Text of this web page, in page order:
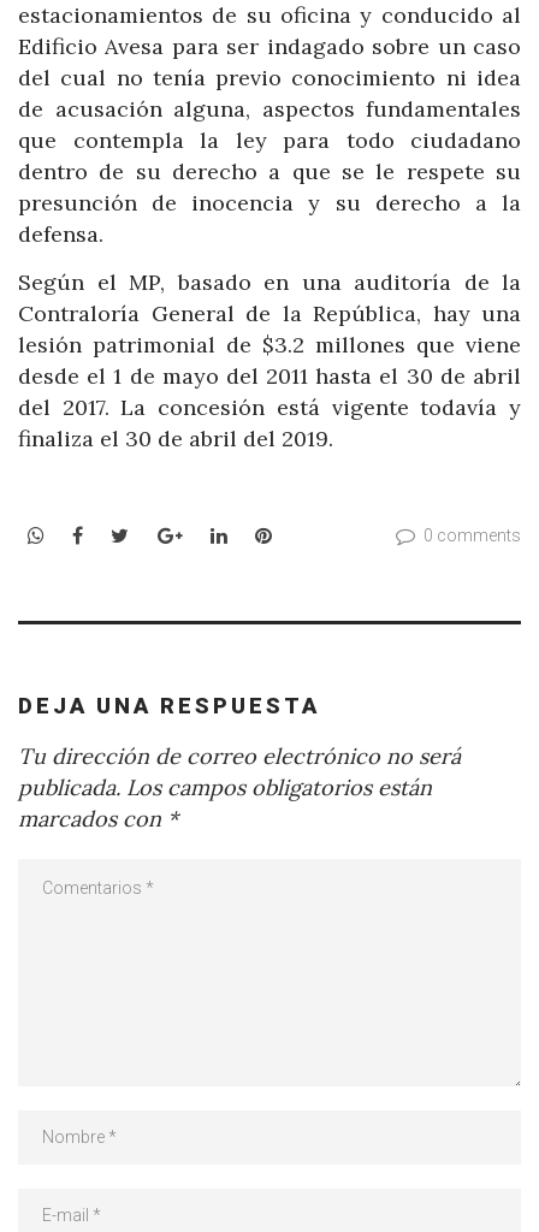
estacionamientos de su oficina y conducido al
Edificio Avesa para ser indagado sobre un caso
del cual no tenía previo conocimiento ni idea
de acusación alguna, aspectos fundamentales
que contempla la ley para todo ciudadano
dentro de su derecho a que se le respete su
presunción de inocencia y su derecho a la
defensa.
Según el MP, basado en una auditoría de la
Contraloría General de la República, hay una
lesión patrimonial de $3.2 millones que viene
desde el 1 de mayo del 2011 hasta el 30 de abril
del 2017. La concesión está vigente todavía y
finaliza el 30 de abril del 2019.
WhatsApp
Facebook
TwitterGoogle+LinkedInPinterest 0 comments
DEJA UNA RESPUESTA
Tu dirección de correo electrónico no será
publicada. Los campos obligatorios están
marcados con *